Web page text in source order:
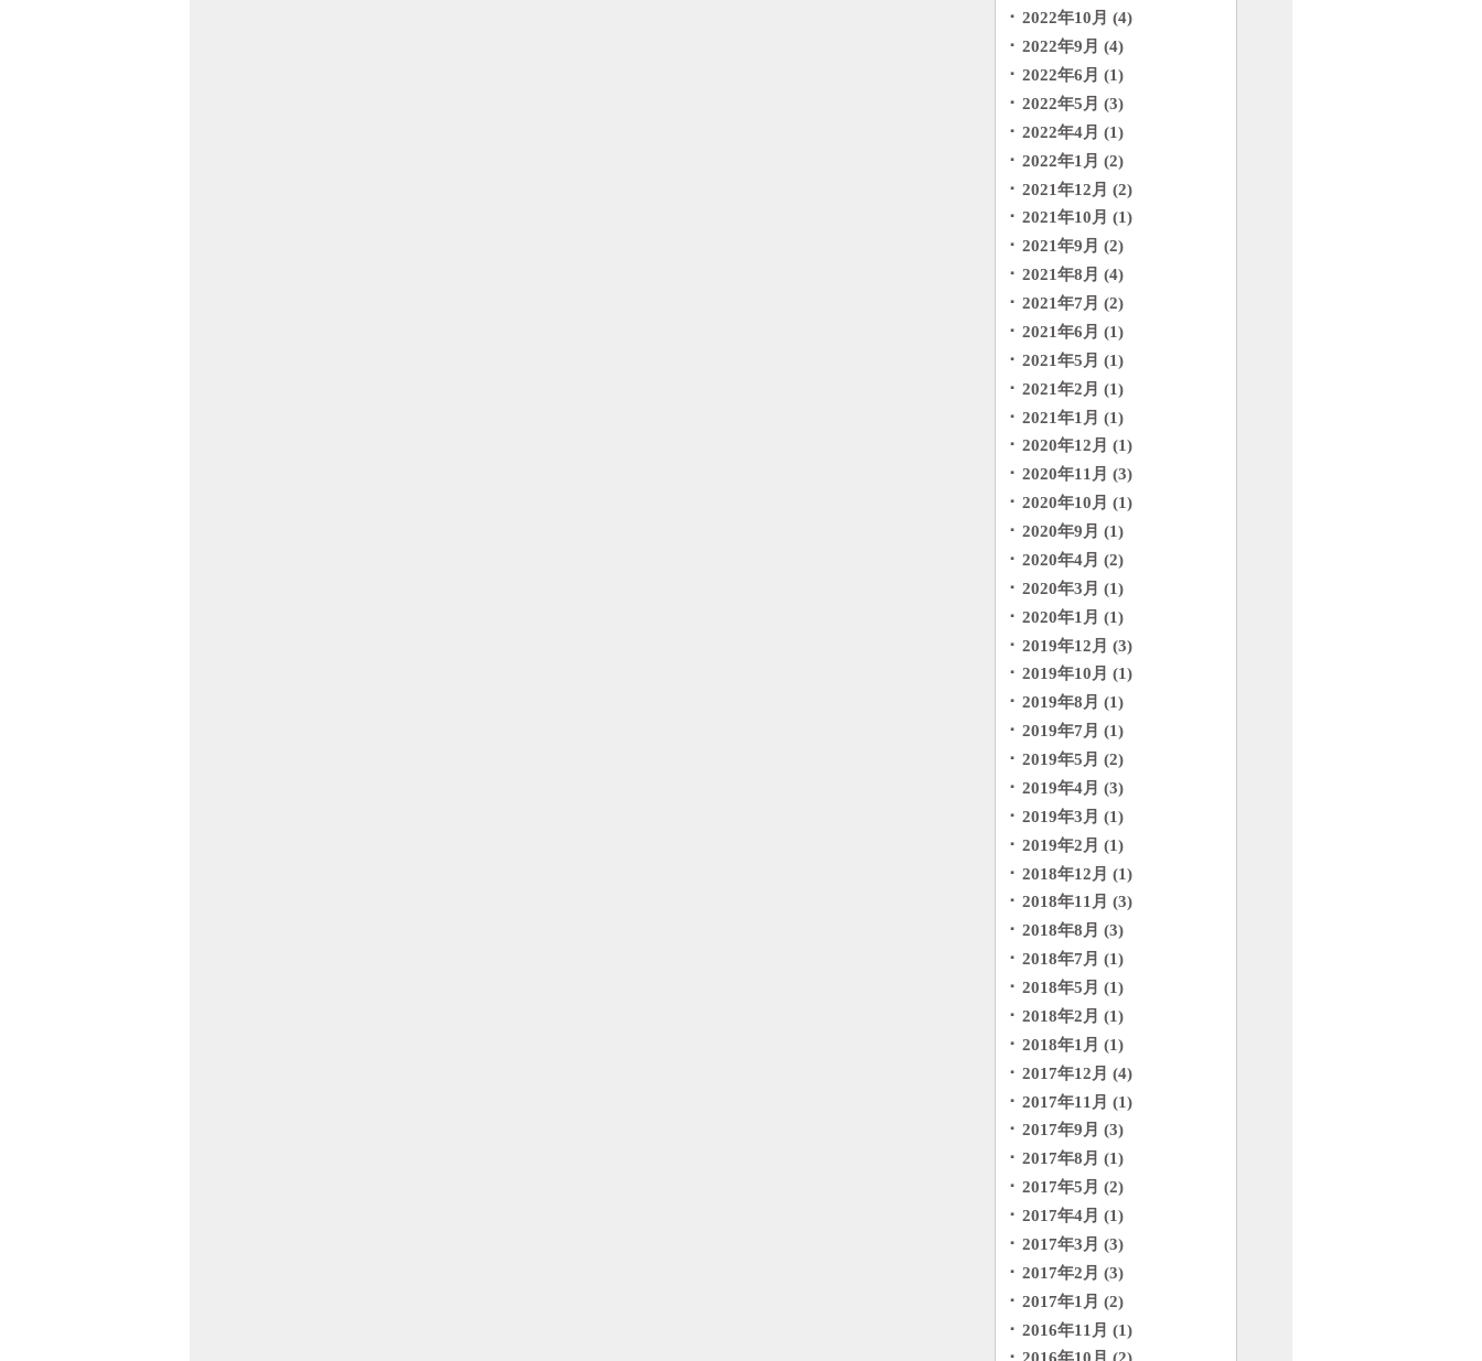
2022年10月 (4)
2022年9月 (4)
2022年6月 (1)
2022年5月 (3)
2022年4月 (1)
2022年1月 (2)
2021年12月 (2)
2021年10月 (1)
2021年9月 (2)
2021年8月 (4)
2021年7月 (2)
2021年6月 (1)
2021年5月 (1)
2021年2月 (1)
2021年1月 (1)
2020年12月 (1)
2020年11月 (3)
2020年10月 (1)
2020年9月 (1)
2020年4月 (2)
2020年3月 (1)
2020年1月 (1)
2019年12月 (3)
2019年10月 (1)
2019年8月 (1)
2019年7月 (1)
2019年5月 (2)
2019年4月 (3)
2019年3月 (1)
2019年2月 (1)
2018年12月 (1)
2018年11月 (3)
2018年8月 (3)
2018年7月 (1)
2018年5月 (1)
2018年2月 (1)
2018年1月 (1)
2017年12月 (4)
2017年11月 (1)
2017年9月 (3)
2017年8月 (1)
2017年5月 (2)
2017年4月 (1)
2017年3月 (3)
2017年2月 (3)
2017年1月 (2)
2016年11月 (1)